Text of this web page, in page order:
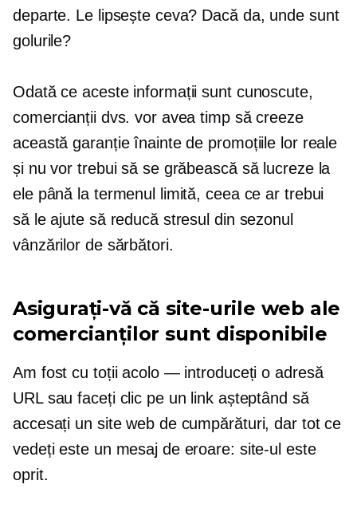
departe. Le lipsește ceva? Dacă da, unde sunt
golurile?
Odată ce aceste informații sunt cunoscute,
comercianții dvs. vor avea timp să creeze
această garanție înainte de promoțiile lor reale
și nu vor trebui să se grăbească să lucreze la
ele până la termenul limită, ceea ce ar trebui
să le ajute să reducă stresul din sezonul
vânzărilor de sărbători.
Asigurați-vă că site-urile web ale
comercianților sunt disponibile
Am fost cu toții acolo — introduceți o adresă
URL sau faceți clic pe un link așteptând să
accesați un site web de cumpărături, dar tot ce
vedeți este un mesaj de eroare: site-ul este
oprit.